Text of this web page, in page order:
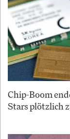
Chip-Boom
Stars plötzlich